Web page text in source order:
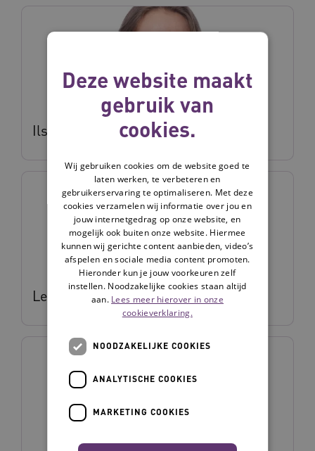
Ilse Lelieveld
Lenieke Velis
Deze website maakt
gebruik van
cookies.
Wij gebruiken cookies om de website goed te
laten werken, te verbeteren en
gebruikerservaring te optimaliseren. Met deze
cookies verzamelen wij informatie over jou en
jouw internetgedrag op onze website, en
mogelijk ook buiten onze website. Hiermee
kunnen wij gerichte content aanbieden, video’s
afspelen en sociale media content promoten.
Hieronder kun je jouw voorkeuren zelf
instellen. Noodzakelijke cookies staan altijd
aan. Lees meer hierover in onze
cookieverklaring.
NOODZAKELIJKE COOKIES
ANALYTISCHE COOKIES
MARKETING COOKIES